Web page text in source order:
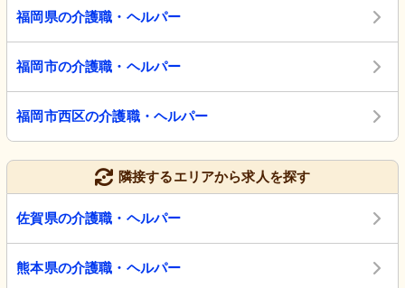
福岡県の介護職・ヘルパー
福岡市の介護職・ヘルパー
福岡市西区の介護職・ヘルパー
隣接するエリアから求人を探す
佐賀県の介護職・ヘルパー
熊本県の介護職・ヘルパー